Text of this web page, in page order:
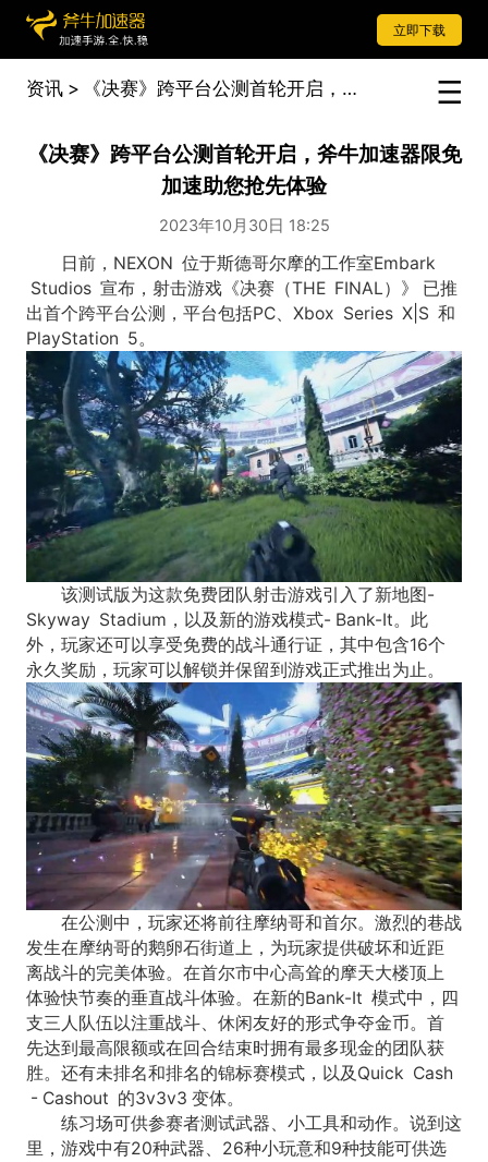
立即下载
资讯 > 《决赛》跨平台公测首轮开启，斧牛加速器限免加速助您抢先体验
《决赛》跨平台公测首轮开启，斧牛加速器限免
加速助您抢先体验
2023年10月30日 18:25
日前，NEXON 位于斯德哥尔摩的工作室Embark
Studios 宣布，射击游戏《决赛（THE FINAL）》 已推
出首个跨平台公测，平台包括PC、Xbox Series X|S 和
PlayStation 5。
该测试版为这款免费团队射击游戏引入了新地图-
Skyway Stadium，以及新的游戏模式- Bank-It。此
外，玩家还可以享受免费的战斗通行证，其中包含16个
永久奖励，玩家可以解锁并保留到游戏正式推出为止。
在公测中，玩家还将前往摩纳哥和首尔。激烈的巷战
发生在摩纳哥的鹅卵石街道上，为玩家提供破坏和近距
离战斗的完美体验。在首尔市中心高耸的摩天大楼顶上
体验快节奏的垂直战斗体验。在新的Bank-It 模式中，四
支三人队伍以注重战斗、休闲友好的形式争夺金币。首
先达到最高限额或在回合结束时拥有最多现金的团队获
胜。还有未排名和排名的锦标赛模式，以及Quick Cash
- Cashout 的3v3v3 变体。
练习场可供参赛者测试武器、小工具和动作。说到这
里，游戏中有20种武器、26种小玩意和9种技能可供选